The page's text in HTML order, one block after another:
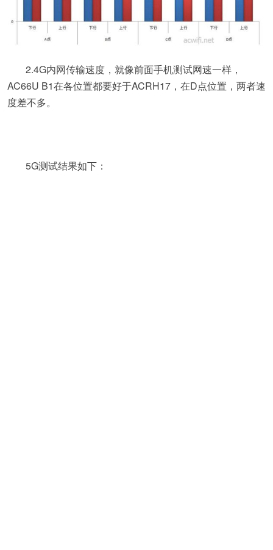
2.4G内网传输速度，就像前面手机测试网速一样，
AC66U B1在各位置都要好于ACRH17，在D点位置，两者速
度差不多。
5G测试结果如下：